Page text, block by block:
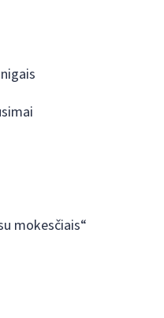
mokesčiais“